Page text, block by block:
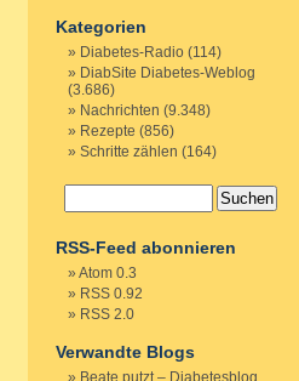
Kategorien
Diabetes-Radio (114)
DiabSite Diabetes-Weblog
(3.686)
Nachrichten (9.348)
Rezepte (856)
Schritte zählen (164)
RSS-Feed abonnieren
Atom 0.3
RSS 0.92
RSS 2.0
Verwandte Blogs
Beate putzt – Diabetesblog